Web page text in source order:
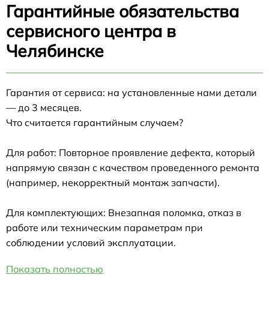
Гарантийные обязательства
сервисного центра в
Челябинске
Гарантия от сервиса: на установленные нами детали
— до 3 месяцев.
Что считается гарантийным случаем?
Для работ: Повторное проявление дефекта, который
напрямую связан с качеством проведенного ремонта
(например, некорректный монтаж запчасти).
Для комплектующих: Внезапная поломка, отказ в
работе или техническим параметрам при
соблюдении условий эксплуатации.
Показать полностью